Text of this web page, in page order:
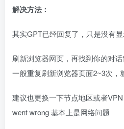
解决方法：
其实GPT已经回复了，只是没有
刷新浏览器网页，再找到你的对
一般重复刷新浏览器页面2~3次，
建议也更换一下节点地区或者
went wrong 基本上是网络问题